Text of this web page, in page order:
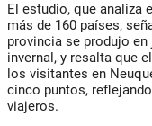
El estudio, que analiza
más de 160 países,
provincia se produjo en
invernal, y resalta que el
los visitantes en
cinco puntos,
viajeros.